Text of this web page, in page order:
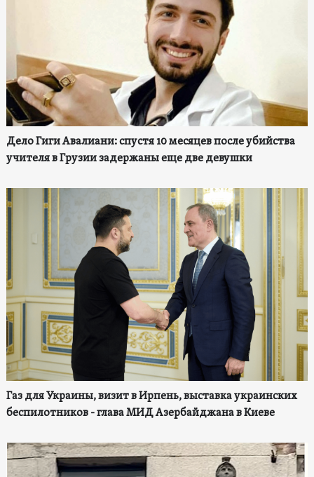
Дело Гиги Авалиани: спустя 10 месяцев после убийства
учителя в Грузии задержаны еще две девушки
Газ для Украины, визит в Ирпень, выставка украинских
беспилотников - глава МИД Азербайджана в Киеве